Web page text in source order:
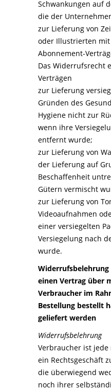
Schwankungen auf
die der
zur Lieferung von
oder Illustrierten mit
Abonnement-
Das Widerrufsrecht
Verträgen
zur Lieferung
Gründen des
Hygiene nicht zur
wenn ihre
entfernt wurde;
zur Lieferung von
der Lieferung auf
Beschaffenheit
Gütern vermischt
zur Lieferung von
Videoaufnahmen
einer versiegelten
Versiegelung nach
wurde.
einen Vertrag über
Verbraucher im
Bestellung bestellt
geliefert werden
Widerrufsbelehrung
Verbraucher ist
ein Rechtsgeschäft
die überwiegend
noch ihrer